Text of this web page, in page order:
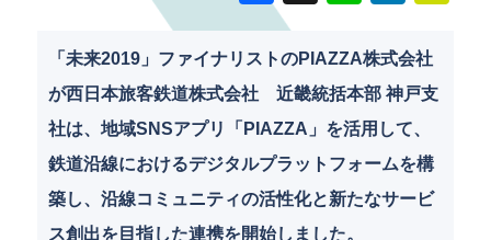
F
a
c
e
b
o
o
n
e
n
k
e
dI
n
m
ai
「未来2019」ファイナリストのPIAZZA株式会社
が西日本旅客鉄道株式会社 近畿統括本部 神戸支
社は、地域SNSアプリ「PIAZZA」を活用して、
鉄道沿線におけるデジタルプラットフォームを構
築し、沿線コミュニティの活性化と新たなサービ
ス創出を目指した連携を開始しました。